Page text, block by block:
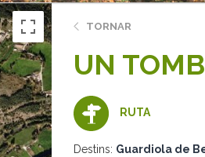
TORNAR
UN
RUTA
Destins: Guardiola de